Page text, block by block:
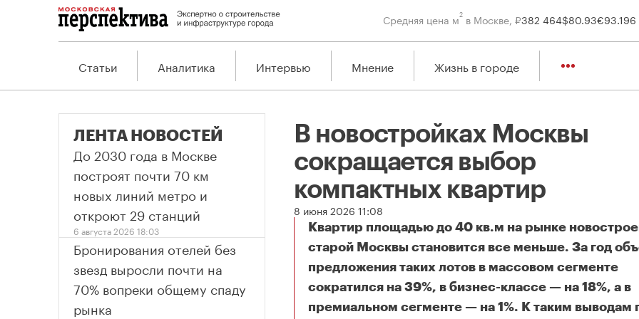
Средняя цена м2в Москве, ₽382 464$80.93€93.196
Статьи Аналитика Интервью Мнение Жизнь в городе
В новостройках Москвы
сокращается выбор
компактных квартир
8 июня 2026 11:08
Квартир площадью до 40 кв.м на рынке
старой Москвы становится все меньше. За год
предложения таких лотов в массовом сегменте
сократился на 39%, в бизнес-классе — на 18%, а в
премиальном сегменте — на 1%. К таким выводам
ЛЕНТА НОВОСТЕЙ
До 2030 года в Москве
построят почти 70 км
новых линий метро и
откроют 29 станций
6 августа 2026 18:03
Бронирования отелей без
звезд выросли почти на
70% вопреки общему спаду
рынка